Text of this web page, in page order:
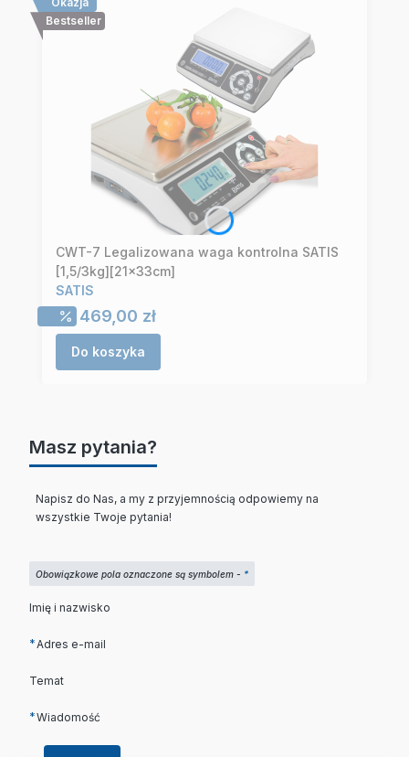
Bestseller
CWT-7 Legalizowana waga kontrolna SATIS
[1,5/3kg][21x33cm]
SATIS
Cena promocyjna
469,00 zł
Do koszyka
Masz pytania?
Napisz do Nas, a my z przyjemnością odpowiemy na
wszystkie Twoje pytania!
Obowiązkowe pola oznaczone są symbolem - *
Imię i nazwisko
*Adres e-mail
Temat
*Wiadomość